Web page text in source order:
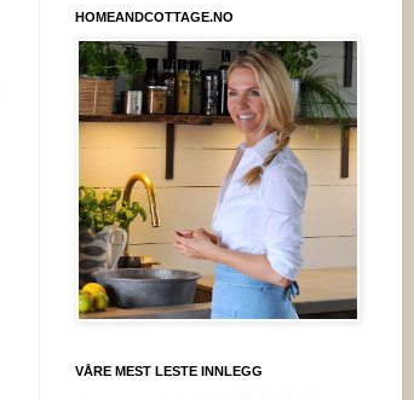
HOMEANDCOTTAGE.NO
VÅRE MEST LESTE INNLEGG